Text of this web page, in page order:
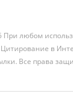
любом
Цитирование в
Все права